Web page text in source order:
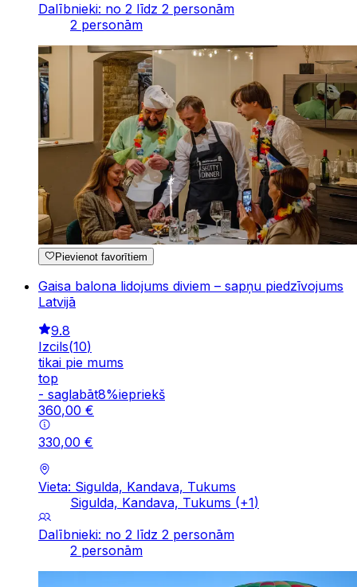
Dalībnieki: no 2 līdz 2 personām
2 personām
Pievienot favorītiem
Gaisa balona lidojums diviem – sapņu piedzīvojums
Latvijā
9.8
Izcils(10)
tikai pie mums
top
- saglabāt8%iepriekš
360,00 €
330,00 €
Vieta: Sigulda, Kandava, Tukums
Sigulda, Kandava, Tukums (+1)
Dalībnieki: no 2 līdz 2 personām
2 personām